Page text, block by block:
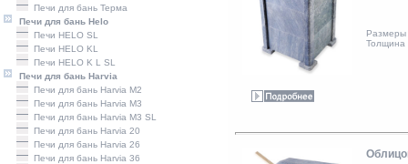
Печи для бань Терма
Печи для бань Helo
Печи HELO SL
Печи HELO KL
Печи HELO K L SL
Печи для бань Harvia
Печи для бань Harvia M2
Печи для бань Harvia M3
Печи для бань Harvia M3 SL
Печи для бань Harvia 20
Печи для бань Harvia 26
Печи для бань Harvia 36
Размеры
Толщина